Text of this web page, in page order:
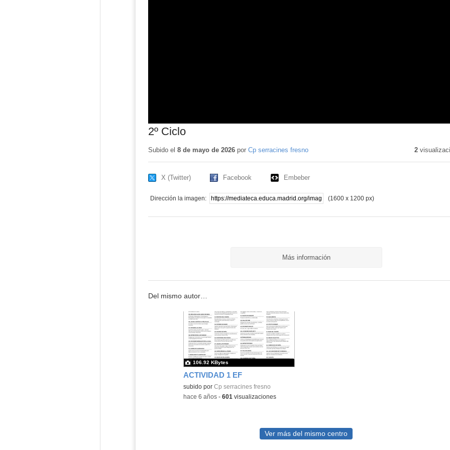
2º Ciclo
Subido el 8 de mayo de 2026por Cp serracines fresno 2
X (Twitter) Facebook Embeber
Dirección la imagen: (1600 x 1200 px)
Más información
Del mismo autor…
ACTIVIDAD 1 EF
subido por Cp serracines fresno
106.92 KBytes
-hace 6 años- 601 visualizaciones
Ver más del mismo centro